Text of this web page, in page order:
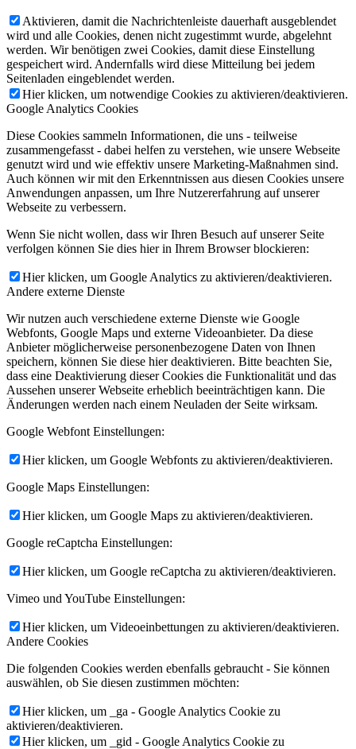
Aktivieren, damit die Nachrichtenleiste dauerhaft ausgeblendet
wird und alle Cookies, denen nicht zugestimmt wurde, abgelehnt
werden. Wir benötigen zwei Cookies, damit diese Einstellung
gespeichert wird. Andernfalls wird diese Mitteilung bei jedem
Seitenladen eingeblendet werden.
Hier klicken, um notwendige Cookies zu aktivieren/deaktivieren.
Google Analytics Cookies
Diese Cookies sammeln Informationen, die uns - teilweise
zusammengefasst - dabei helfen zu verstehen, wie unsere Webseite
genutzt wird und wie effektiv unsere Marketing-Maßnahmen sind.
Auch können wir mit den Erkenntnissen aus diesen Cookies unsere
Anwendungen anpassen, um Ihre Nutzererfahrung auf unserer
Webseite zu verbessern.
Wenn Sie nicht wollen, dass wir Ihren Besuch auf unserer Seite
verfolgen können Sie dies hier in Ihrem Browser blockieren:
Hier klicken, um Google Analytics zu aktivieren/deaktivieren.
Andere externe Dienste
Wir nutzen auch verschiedene externe Dienste wie Google
Webfonts, Google Maps und externe Videoanbieter. Da diese
Anbieter möglicherweise personenbezogene Daten von Ihnen
speichern, können Sie diese hier deaktivieren. Bitte beachten Sie,
dass eine Deaktivierung dieser Cookies die Funktionalität und das
Aussehen unserer Webseite erheblich beeinträchtigen kann. Die
Änderungen werden nach einem Neuladen der Seite wirksam.
Google Webfont Einstellungen:
Hier klicken, um Google Webfonts zu aktivieren/deaktivieren.
Google Maps Einstellungen:
Hier klicken, um Google Maps zu aktivieren/deaktivieren.
Google reCaptcha Einstellungen:
Hier klicken, um Google reCaptcha zu aktivieren/deaktivieren.
Vimeo und YouTube Einstellungen:
Hier klicken, um Videoeinbettungen zu aktivieren/deaktivieren.
Andere Cookies
Die folgenden Cookies werden ebenfalls gebraucht - Sie können
auswählen, ob Sie diesen zustimmen möchten:
Hier klicken, um _ga - Google Analytics Cookie zu
aktivieren/deaktivieren.
Hier klicken, um _gid - Google Analytics Cookie zu